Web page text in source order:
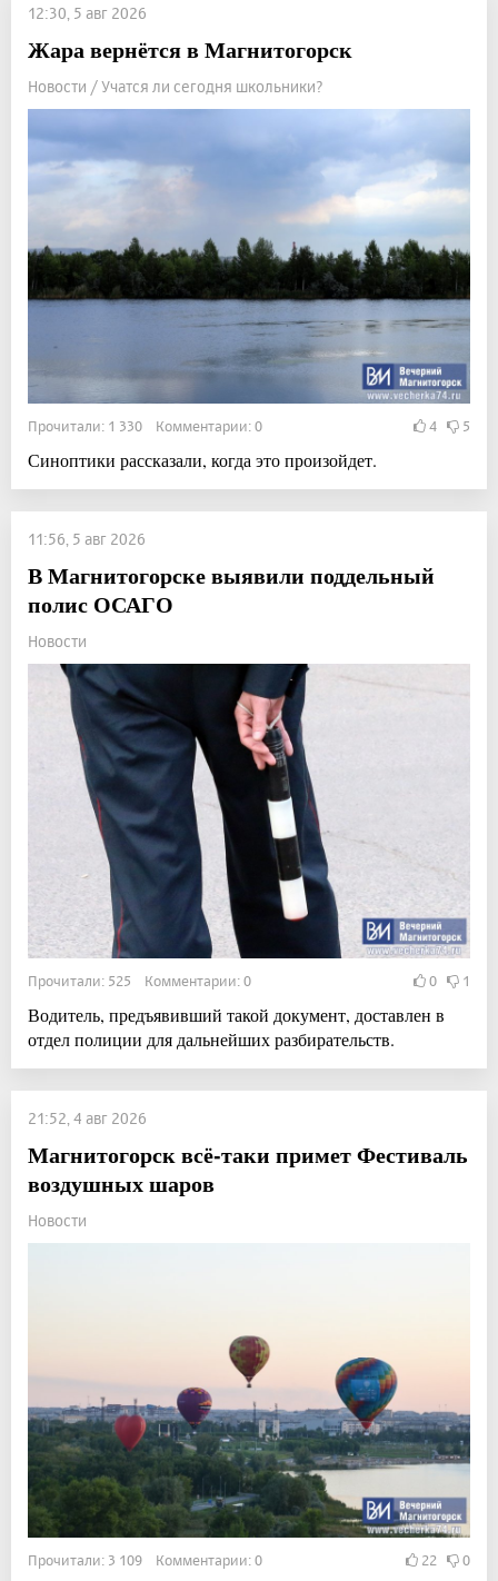
12:30, 5 авг 2026
Жара вернётся в Магнитогорск
Новости / Учатся ли сегодня школьники?
Прочитали: 1 330 Комментарии: 0 4 5
Синоптики рассказали, когда это произойдет.
11:56, 5 авг 2026
В Магнитогорске выявили поддельный
полис ОСАГО
Новости
Прочитали: 525 Комментарии: 0 0 1
Водитель, предъявивший такой документ, доставлен в
отдел полиции для дальнейших разбирательств.
21:52, 4 авг 2026
Магнитогорск всё-таки примет Фестиваль
воздушных шаров
Новости
Прочитали: 3 109 Комментарии: 0 22 0